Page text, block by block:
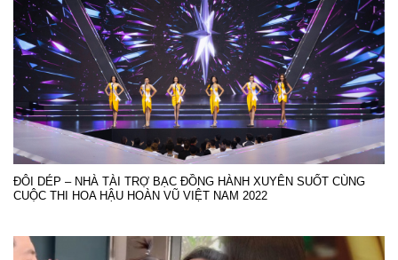
ĐÔI DÉP – NHÀ TÀI TRỢ BẠC ĐỒNG HÀNH XUYÊN SUỐT CÙNG
CUỘC THI HOA HẬU HOÀN VŨ VIỆT NAM 2022